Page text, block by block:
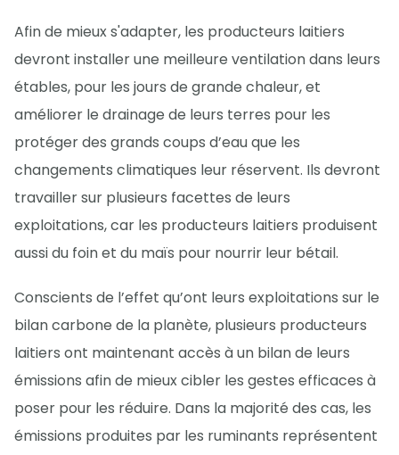
Afin de mieux s'adapter, les producteurs laitiers
devront installer une meilleure ventilation dans leurs
étables, pour les jours de grande chaleur, et
améliorer le drainage de leurs terres pour les
protéger des grands coups d’eau que les
changements climatiques leur réservent. Ils devront
travailler sur plusieurs facettes de leurs
exploitations, car les producteurs laitiers produisent
aussi du foin et du maïs pour nourrir leur bétail.
Conscients de l’effet qu’ont leurs exploitations sur le
bilan carbone de la planète, plusieurs producteurs
laitiers ont maintenant accès à un bilan de leurs
émissions afin de mieux cibler les gestes efficaces à
poser pour les réduire. Dans la majorité des cas, les
émissions produites par les ruminants représentent